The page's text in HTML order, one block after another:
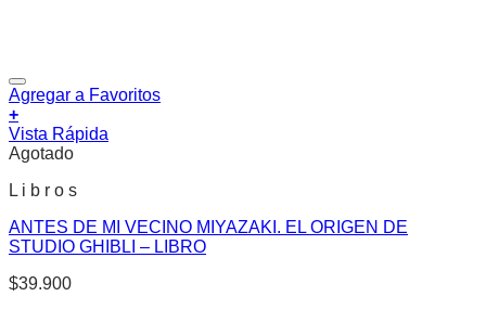
Agregar a Favoritos
+
Vista Rápida
Agotado
L i b r o s
ANTES DE MI VECINO MIYAZAKI. EL ORIGEN DE
STUDIO GHIBLI – LIBRO
$39.900